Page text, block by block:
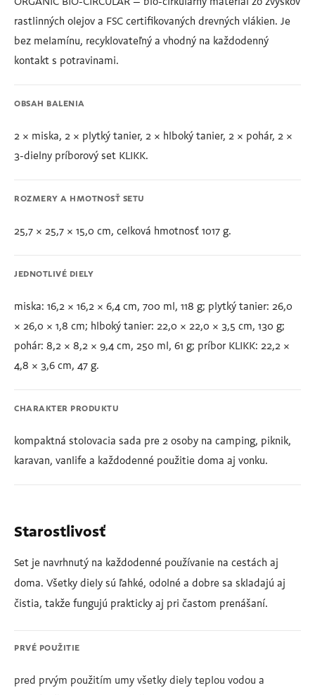
ORGANIC BIO-CIRCULAR – bio-cirkulárny materiál zo zvyškov
rastlinných olejov a FSC certifikovaných drevných vlákien. Je
bez melamínu, recyklovateľný a vhodný na každodenný
kontakt s potravinami.
OBSAH BALENIA
2 × miska, 2 × plytký tanier, 2 × hlboký tanier, 2 × pohár, 2 ×
3-dielny príborový set KLIKK.
ROZMERY A HMOTNOSŤ SETU
25,7 × 25,7 × 15,0 cm, celková hmotnosť 1017 g.
JEDNOTLIVÉ DIELY
miska: 16,2 × 16,2 × 6,4 cm, 700 ml, 118 g; plytký tanier: 26,0
× 26,0 × 1,8 cm; hlboký tanier: 22,0 × 22,0 × 3,5 cm, 130 g;
pohár: 8,2 × 8,2 × 9,4 cm, 250 ml, 61 g; príbor KLIKK: 22,2 ×
4,8 × 3,6 cm, 47 g.
CHARAKTER PRODUKTU
kompaktná stolovacia sada pre 2 osoby na camping, piknik,
karavan, vanlife a každodenné použitie doma aj vonku.
Starostlivosť
Set je navrhnutý na každodenné používanie na cestách aj
doma. Všetky diely sú ľahké, odolné a dobre sa skladajú aj
čistia, takže fungujú prakticky aj pri častom prenášaní.
PRVÉ POUŽITIE
pred prvým použitím umy všetky diely teplou vodou a